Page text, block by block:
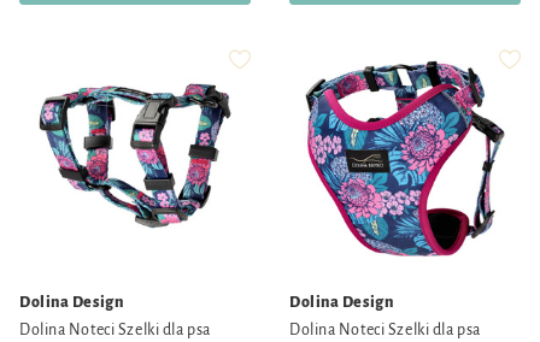
Dolina Design
Dolina Noteci Szelki dla psa
Dolina Design
Dolina Noteci Szelki dla psa